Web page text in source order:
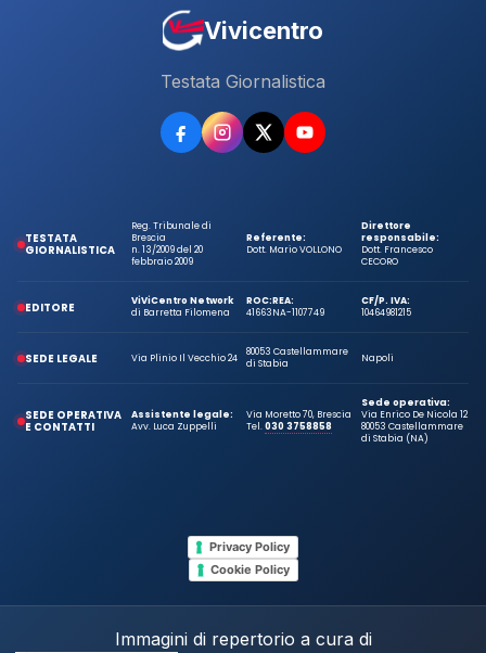
Vivicentro
Testata Giornalistica
TESTATA
GIORNALISTICA
Reg. Tribunale di
Brescia
n. 13/2009 del 20
febbraio 2009
Referente:
Dott. Mario VOLLONO
Direttore
responsabile:
Dott. Francesco
CECORO
EDITORE
ViViCentro Network
di Barretta Filomena
ROC:
41663
REA:
NA-1107749
CF/P. IVA:
10464981215
SEDE LEGALE Via Plinio Il Vecchio 24
80053 Castellammare
di Stabia
Napoli
SEDE OPERATIVA
E CONTATTI
Assistente legale:
Avv. Luca Zuppelli
Via Moretto 70, Brescia
Tel.030 3758858
Sede operativa:
Via Enrico De Nicola 12
80053 Castellammare
di Stabia (NA)
Privacy Policy
Cookie Policy
Immagini di repertorio a cura di